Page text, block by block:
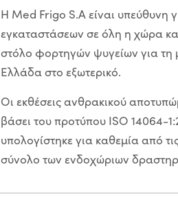
Η Med Frigo S.A είναι υπεύθυνη
εγκαταστάσεων σε όλη η χώρα
στόλο φορτηγών ψυγείων για
Ελλάδα στο εξωτερικό.
Οι εκθέσεις ανθρακικού
βάσει του προτύπου ISO 14064-
υπολογίστηκε για καθεμία από
σύνολο των ενδοχώριων